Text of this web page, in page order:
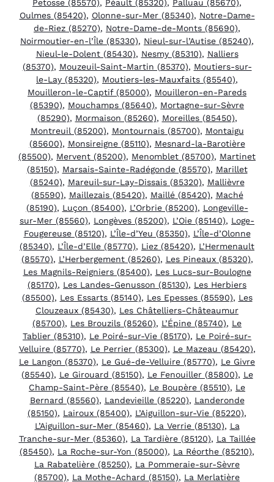
Petosse (85570), Péault (85320), Palluau (85670),
Oulmes (85420), Olonne-sur-Mer (85340), Notre-Dame-
de-Riez (85270), Notre-Dame-de-Monts (85690),
Noirmoutier-en-l’Île (85330), Nieul-sur-l’Autise (85240),
Nieul-le-Dolent (85430), Nesmy (85310), Nalliers
(85370), Mouzeuil-Saint-Martin (85370), Moutiers-sur-
le-Lay (85320), Moutiers-les-Mauxfaits (85540),
Mouilleron-le-Captif (85000), Mouilleron-en-Pareds
(85390), Mouchamps (85640), Mortagne-sur-Sèvre
(85290), Mormaison (85260), Moreilles (85450),
Montreuil (85200), Montournais (85700), Montaigu
(85600), Monsireigne (85110), Mesnard-la-Barotière
(85500), Mervent (85200), Menomblet (85700), Martinet
(85150), Marsais-Sainte-Radégonde (85570), Marillet
(85240), Mareuil-sur-Lay-Dissais (85320), Mallièvre
(85590), Maillezais (85420), Maillé (85420), Maché
(85190), Luçon (85400), L’Orbrie (85200), Longeville-
sur-Mer (85560), Longèves (85200), L’Oie (85140), Loge-
Fougereuse (85120), L’Île-d’Yeu (85350), L’Île-d’Olonne
(85340), L’Île-d’Elle (85770), Liez (85420), L’Hermenault
(85570), L’Herbergement (85260), Les Pineaux (85320),
Les Magnils-Reigniers (85400), Les Lucs-sur-Boulogne
(85170), Les Landes-Genusson (85130), Les Herbiers
(85500), Les Essarts (85140), Les Epesses (85590), Les
Clouzeaux (85430), Les Châtelliers-Châteaumur
(85700), Les Brouzils (85260), L’Épine (85740), Le
Tablier (85310), Le Poiré-sur-Vie (85170), Le Poiré-sur-
Velluire (85770), Le Perrier (85300), Le Mazeau (85420),
Le Langon (85370), Le Gué-de-Velluire (85770), Le Givre
(85540), Le Girouard (85150), Le Fenouiller (85800), Le
Champ-Saint-Père (85540), Le Boupère (85510), Le
Bernard (85560), Landevieille (85220), Landeronde
(85150), Lairoux (85400), L’Aiguillon-sur-Vie (85220),
L’Aiguillon-sur-Mer (85460), La Verrie (85130), La
Tranche-sur-Mer (85360), La Tardière (85120), La Taillée
(85450), La Roche-sur-Yon (85000), La Réorthe (85210),
La Rabatelière (85250), La Pommeraie-sur-Sèvre
(85700), La Mothe-Achard (85150), La Merlatière